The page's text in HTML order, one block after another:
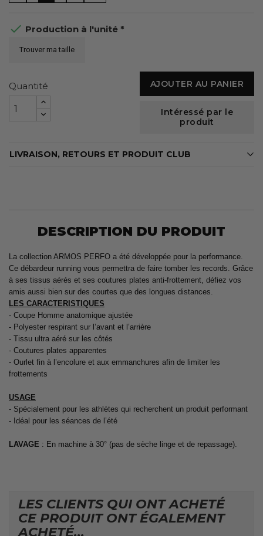
 Production à l'unité *
Trouver ma taille
Quantité AJOUTER AU PANIER
Intéressé par le
produit
LIVRAISON, RETOURS ET PRODUIT CLUB
DESCRIPTION DU PRODUIT
La collection ARMOS PERFO a été développée pour la performance.
Ce débardeur running vous permettra de faire tomber les records. Grâce
à ses tissus aérés et ses coutures plates anti-frottement, défiez vos
amis aussi bien sur des courtes que des longues distances.
LES CARACTERISTIQUES
- Coupe Homme anatomique ajustée
- Polyester respirant sur l’avant et l’arrière
- Tissu ultra aéré sur les côtés
- Coutures plates apparentes
- Ourlet fin à l’encolure et aux emmanchures afin de limiter les
frottements
USAGE
- Spécialement pour les athlètes qui recherchent un produit performant
- Idéal pour les séances de l’été
LAVAGE : En machine à 30° (pas de sèche linge et de repassage).
LES CLIENTS QUI ONT ACHETÉ
CE PRODUIT ONT ÉGALEMENT
ACHETÉ...